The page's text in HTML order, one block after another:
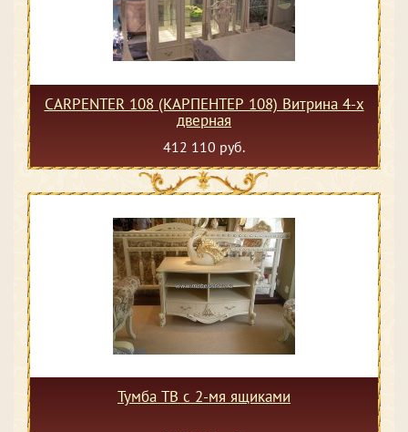
CARPENTER 108 (КАРПЕНТЕР 108) Витрина 4-х
дверная
412 110 руб.
Тумба ТВ с 2-мя ящиками